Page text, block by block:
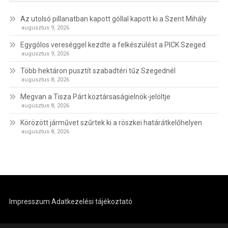
Az utolsó pillanatban kapott góllal kapott ki a Szent Mihály
augusztus 9, 2026
Egygólos vereséggel kezdte a felkészülést a PICK Szeged
augusztus 9, 2026
Több hektáron pusztít szabadtéri tűz Szegednél
augusztus 8, 2026
Megvan a Tisza Párt köztársaságielnök-jelöltje
augusztus 8, 2026
Körözött járművet szűrtek ki a röszkei határátkelőhelyen
augusztus 8, 2026
Impresszum Adatkezelési tájékoztató